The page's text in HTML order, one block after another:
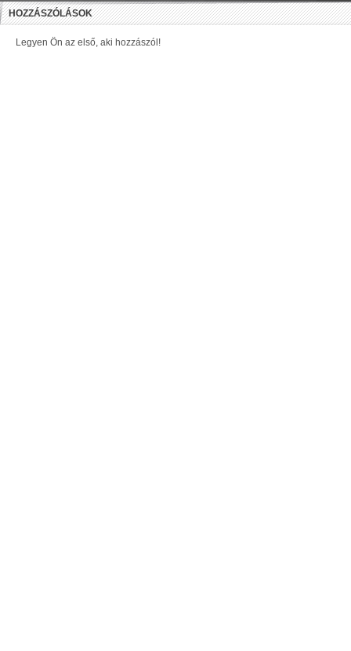
HOZZÁSZÓLÁSOK
Legyen Ön az első, aki hozzászól!